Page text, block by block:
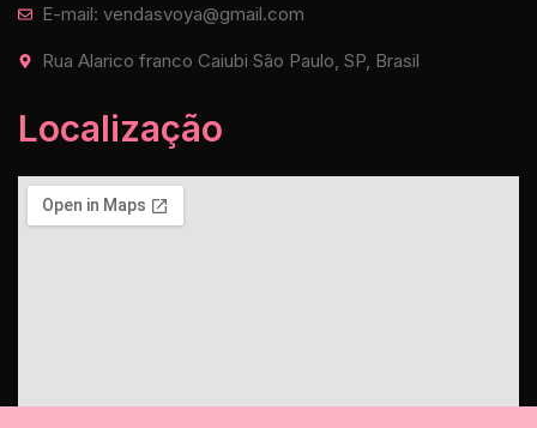
E-mail: vendasvoya@gmail.com
Rua Alarico franco Caiubi São Paulo, SP, Brasil
Localização